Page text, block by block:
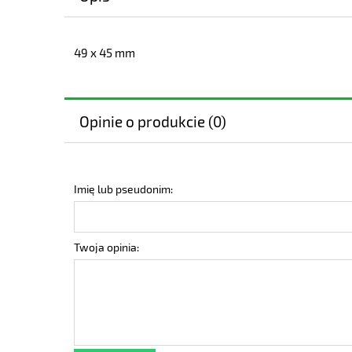
49 x 45 mm
Opinie o produkcie (0)
Imię lub pseudonim:
Twoja opinia: